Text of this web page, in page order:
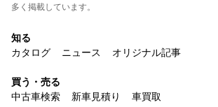
多く掲載しています。
知る
カタログ
ニュース オリジナル記事
買う・売る
中古車検索
新車見積り 車買取